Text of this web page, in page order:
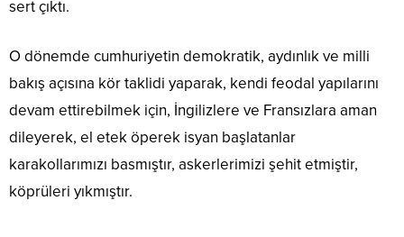
sert çıktı.
O dönemde cumhuriyetin demokratik, aydınlık ve milli
bakış açısına kör taklidi yaparak, kendi feodal yapılarını
devam ettirebilmek için, İngilizlere ve Fransızlara aman
dileyerek, el etek öperek isyan başlatanlar
karakollarımızı basmıştır, askerlerimizi şehit etmiştir,
köprüleri yıkmıştır.